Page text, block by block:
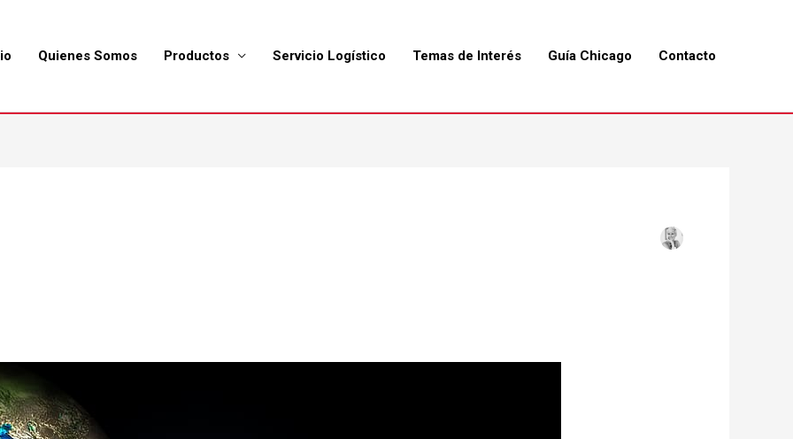
Quienes Somos Productos Servicio Logístico Temas de Interés Guía Chicago Contacto